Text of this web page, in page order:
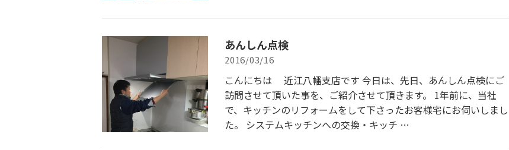
あんしん点検
2016/03/16
こんにちは 近江八幡支店です 今日は、先日、あんしん点検にご
訪問させて頂いた事を、ご紹介させて頂きます。 1年前に、当社
で、キッチンのリフォームをして下さったお客様宅にお伺いしまし
た。 システムキッチンへの交換・キッチ …